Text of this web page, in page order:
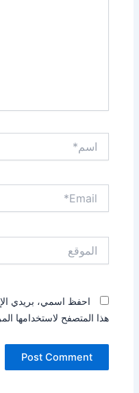
احفظ اسمي، بريدي
هذا المتصفح لاستخدامها